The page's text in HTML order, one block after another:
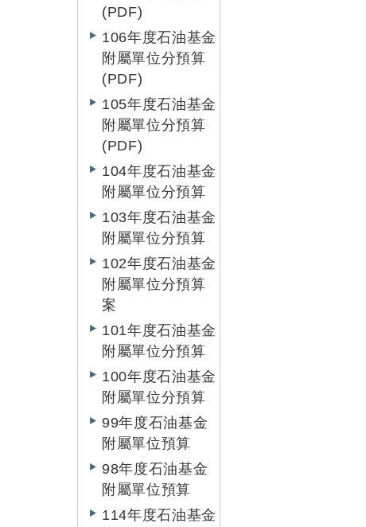
(PDF)
106年度石油基金
附屬單位分預算
(PDF)
105年度石油基金
附屬單位分預算
(PDF)
104年度石油基金
附屬單位分預算
103年度石油基金
附屬單位分預算
102年度石油基金
附屬單位分預算
案
101年度石油基金
附屬單位分預算
100年度石油基金
附屬單位分預算
99年度石油基金
附屬單位預算
98年度石油基金
附屬單位預算
114年度石油基金